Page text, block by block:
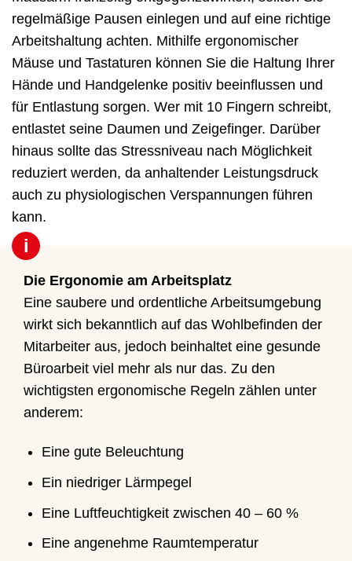
regelmäßige Pausen einlegen und auf eine richtige
Arbeitshaltung achten. Mithilfe ergonomischer
Mäuse und Tastaturen können Sie die Haltung Ihrer
Hände und Handgelenke positiv beeinflussen und
für Entlastung sorgen. Wer mit 10 Fingern schreibt,
entlastet seine Daumen und Zeigefinger. Darüber
hinaus sollte das Stressniveau nach Möglichkeit
reduziert werden, da anhaltender Leistungsdruck
auch zu physiologischen Verspannungen führen
kann.
i
Die Ergonomie am Arbeitsplatz
Eine saubere und ordentliche Arbeitsumgebung
wirkt sich bekanntlich auf das Wohlbefinden der
Mitarbeiter aus, jedoch beinhaltet eine gesunde
Büroarbeit viel mehr als nur das. Zu den
wichtigsten ergonomische Regeln zählen unter
anderem:
Eine gute Beleuchtung
Ein niedriger Lärmpegel
Eine Luftfeuchtigkeit zwischen 40 – 60 %
Eine angenehme Raumtemperatur